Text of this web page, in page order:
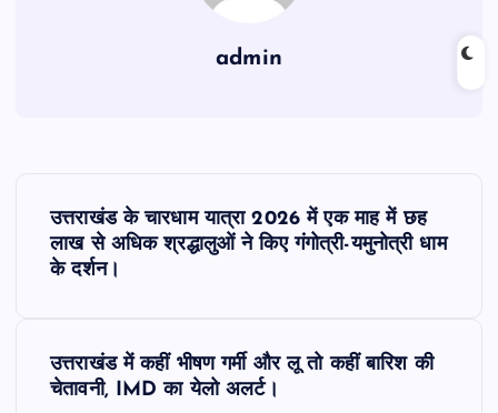
admin
उत्तराखंड के चारधाम यात्रा 2026 में एक माह में छह
लाख से अधिक श्रद्धालुओं ने किए गंगोत्री-यमुनोत्री धाम
के दर्शन।
उत्तराखंड में कहीं भीषण गर्मी और लू तो कहीं बारिश की
चेतावनी, IMD का येलो अलर्ट।